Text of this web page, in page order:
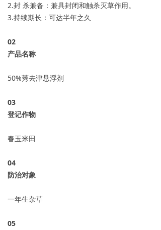
2.封 杀兼备：兼具封闭和触杀灭草作用。
3.持续期长：可达半年之久
02
产品名称
50%莠去津悬浮剂
03
登记作物
春玉米田
04
防治对象
一年生杂草
05